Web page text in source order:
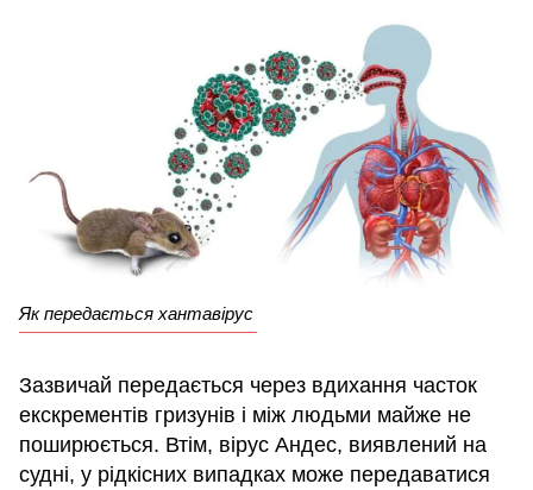
Як передається хантавірус
Зазвичай передається через вдихання часток
екскрементів гризунів і між людьми майже не
поширюється. Втім, вірус Андес, виявлений на
судні, у рідкісних випадках може передаватися